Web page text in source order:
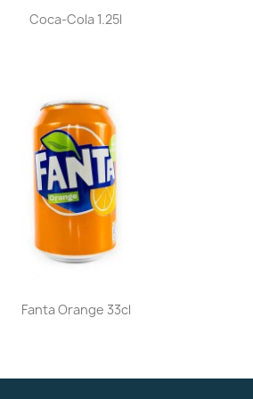
Aperçu rapide
Coca-Cola 1.25l
Aperçu rapide
Fanta Orange 33cl